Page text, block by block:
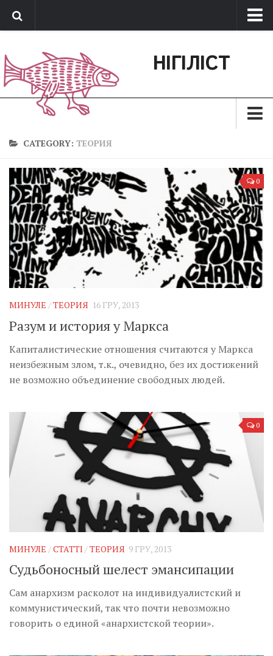
Обратная связь
Поддержать сайт
НІГІЛІСТ
Зараз
Позиція
Дії
Belles lettres
Агітатор
Музика революції
Цитати
Inter/antinational
CATEGORY: ТЕОРИЯ
0
МИНУЛЕ /ТЕОРИЯ 16 ГРУ, 2013
Разум и история у Маркса
Капиталистические отношения считаются у Маркса
неизбежным злом, т.к., очевидно, без их достижений
не возможно объединение свободных людей.
0
МИНУЛЕ /СТАТТІ /ТЕОРИЯ 9 ГРУ, 2013
Судьбоносный шелест эмансипации
Сам анархизм расколот на индивидуалистский и
коммунистический, так что почти невозможно
говорить о единой «анархистской теории».